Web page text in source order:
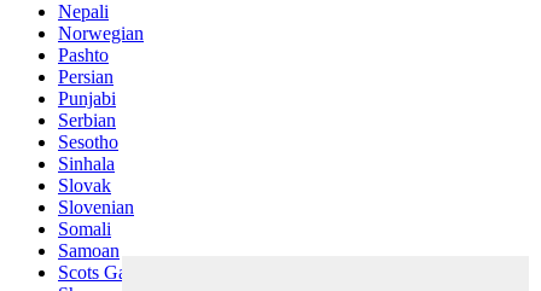
Nepali
Norwegian
Pashto
Persian
Punjabi
Serbian
Sesotho
Sinhala
Slovak
Slovenian
Somali
Samoan
Scots Gaelic